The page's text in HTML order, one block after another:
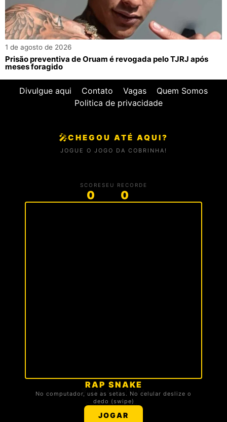
1 de agosto de 2026
Prisão preventiva de Oruam é revogada pelo TJRJ após
meses foragido
Divulgue aqui Contato Vagas
Quem Somos
Politica de privacidade
🎤CHEGOU ATÉ AQUI?
JOGUE O JOGO DA COBRINHA!
SCORE
0
SEU RECORDE
0
RAP SNAKE
No computador, use as setas. No celular deslize o
dedo (swipe)
JOGAR
🏆 TOP 3 DA TROPA
Carregando ranking...